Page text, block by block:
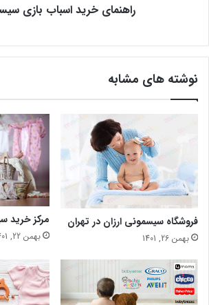
راهنمای خرید اسباب بازی
نوشته های مشابه
فروشگاه سیسمونی ارزان در تهران
بهمن 26, 1401
مرکز خرید
بهمن 22, 1401